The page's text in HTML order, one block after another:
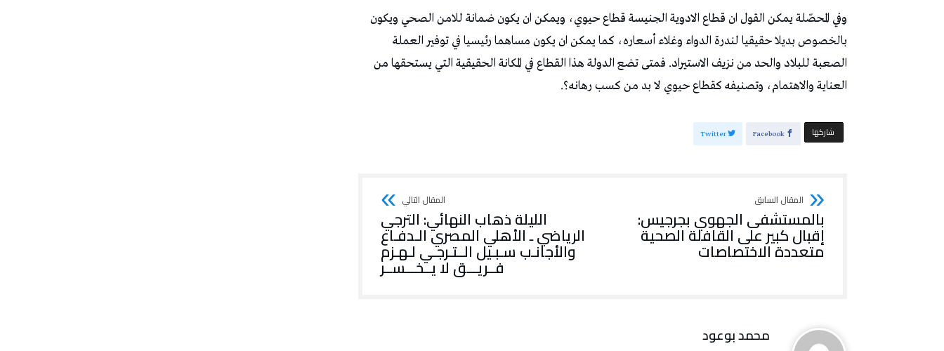
وفي المحصّلة يمكن القول ان قطاع الادوية الجنيسة قطاع حيوي، ويمكن ان يكون ضمانة للامن الصحي ويكون
بالخصوص بديلا حقيقيا لندرة الدواء وغلاء أسعاره، كما يمكن ان يكون مساهما رئيسيا في توفير العملة
الصعبة للبلاد والحد من نزيف الاستيراد. فمتى تضع الدولة هذا القطاع في المكانة الحقيقية التي يستحقها من
العناية والاهتمام، وتصنيفه كقطاع حيوي لا بد من كسب رهانه؟.
‫‫ شاركها‬ Facebook
Twitter
بالمستشفى الجهوي بجرجيس:
إقبال كبير على القافلة الصحية
متعددة الاختصاصات
الليلة ذهاب النهائي: الترجي
الرياضي ـ الأهلي المصري الـدفـاع
والأجانـب سـبـيل الــتـرجـي لـهـزم
فــريـــق لا يــخـــســر
محمد بوعود